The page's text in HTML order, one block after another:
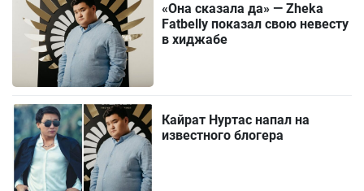
«Она сказала да» — Zheka
Fatbelly показал свою невесту
в хиджабе
Кайрат Нуртас напал на
известного блогера